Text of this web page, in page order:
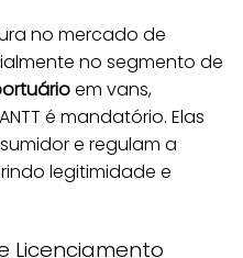
no mercado de
no segmento de
em vans,
é mandatório. Elas
e regulam a
legitimidade e
Licenciamento